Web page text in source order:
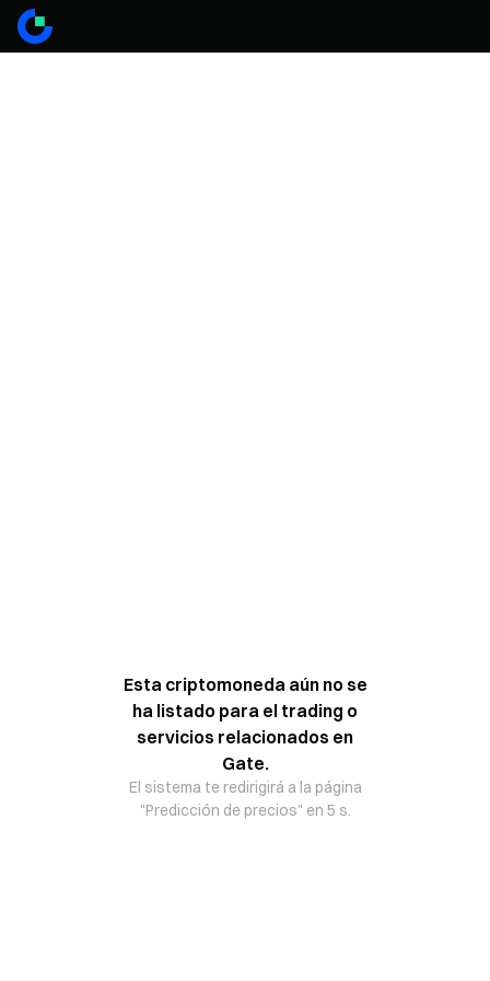
Esta criptomoneda aún no se
ha listado para el trading o
servicios relacionados en
Gate.
El sistema te redirigirá a la página
"Predicción de precios" en 5 s.